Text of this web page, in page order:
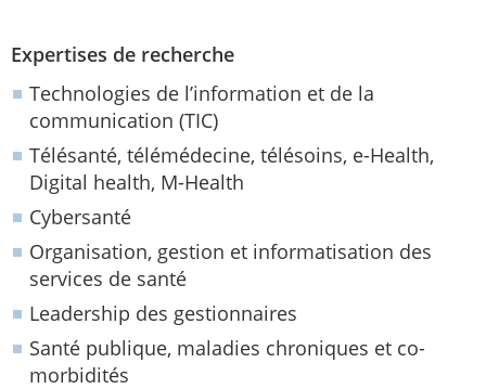
Expertises de recherche
Technologies de l’information et de la
communication (TIC)
Télésanté, télémédecine, télésoins, e-Health,
Digital health, M-Health
Cybersanté
Organisation, gestion et informatisation des
services de santé
Leadership des gestionnaires
Santé publique, maladies chroniques et co-
morbidités